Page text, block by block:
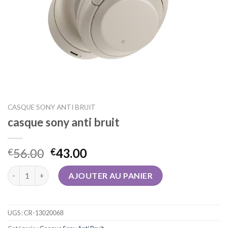
CASQUE SONY ANTI BRUIT
casque sony anti bruit
€56.00 €43.00
quantité de casque sony anti bruit
AJOUTER AU PANIER
UGS :CR-13020068